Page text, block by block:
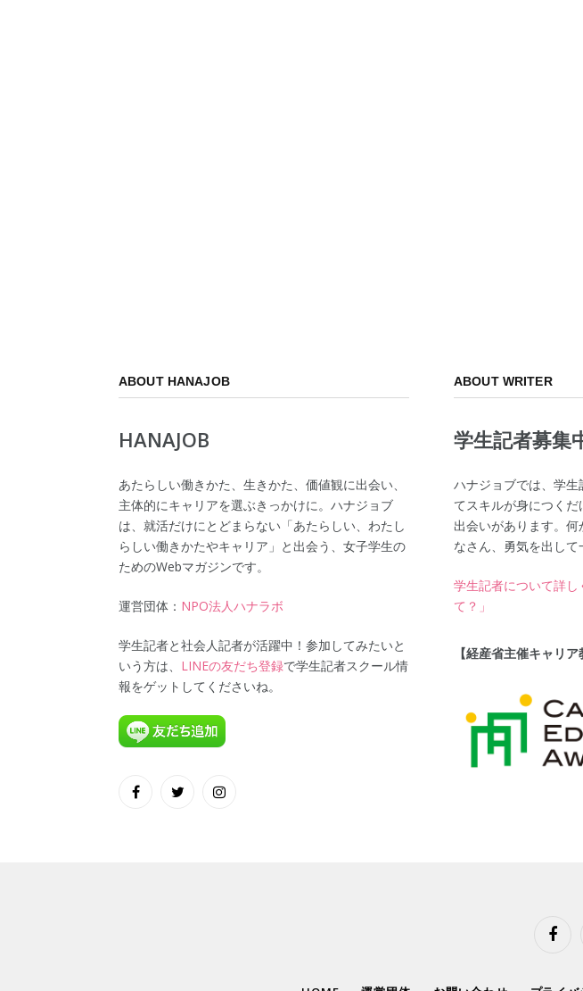
ABOUT HANAJOB
HANAJOB
あたらしい働きかた、生きかた、価値観に出会い、
主体的にキャリアを選ぶきっかけに。ハナジョブ
は、就活だけにとどまらない「あたらしい、わたし
らしい働きかたやキャリア」と出会う、女子学生の
ためのWebマガジンです。
運営団体： NPO法人ハナラボ
学生記者と社会人記者が活躍中！参加してみたいと
いう方は、 LINEの友だち登録で学生記者スクール情
報をゲットしてくださいね。
FacebookTwitter Instagram
ABOUT WRITER
学生記者募集
ハナジョブでは、学
てスキルが身につく
出会いがあります。
なさん、勇気を出して
学生記者について詳
て？」
【経産省主催キャリ